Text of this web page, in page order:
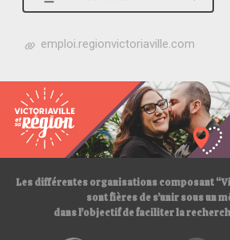
h
p
s
:
/
/
emploi.regionvictoriaville.com
Les différentes organisations composant
sont fières de s’unir sous un
dans l’objectif de faciliter la